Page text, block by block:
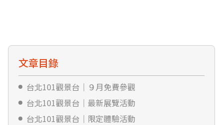
文章目錄
台北101觀景台｜９月免費參觀
台北101觀景台｜最新展覽活動
台北101觀景台｜限定體驗活動